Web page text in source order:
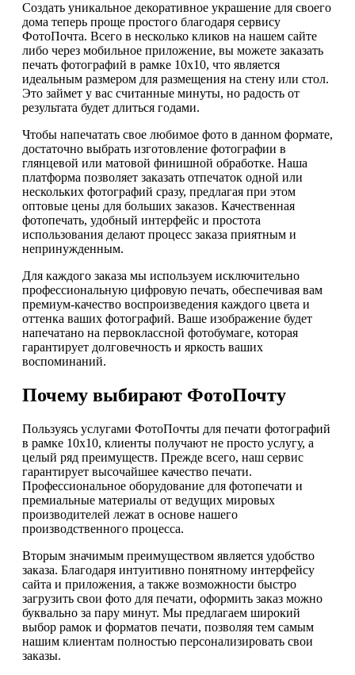
Создать уникальное декоративное украшение для своего
дома теперь проще простого благодаря сервису
ФотоПочта. Всего в несколько кликов на нашем сайте
либо через мобильное приложение, вы можете заказать
печать фотографий в рамке 10х10, что является
идеальным размером для размещения на стену или стол.
Это займет у вас считанные минуты, но радость от
результата будет длиться годами.
Чтобы напечатать свое любимое фото в данном формате,
достаточно выбрать изготовление фотографии в
глянцевой или матовой финишной обработке. Наша
платформа позволяет заказать отпечаток одной или
нескольких фотографий сразу, предлагая при этом
оптовые цены для больших заказов. Качественная
фотопечать, удобный интерфейс и простота
использования делают процесс заказа приятным и
непринужденным.
Для каждого заказа мы используем исключительно
профессиональную цифровую печать, обеспечивая вам
премиум-качество воспроизведения каждого цвета и
оттенка ваших фотографий. Ваше изображение будет
напечатано на первоклассной фотобумаге, которая
гарантирует долговечность и яркость ваших
воспоминаний.
Почему выбирают ФотоПочту
Пользуясь услугами ФотоПочты для печати фотографий
в рамке 10х10, клиенты получают не просто услугу, а
целый ряд преимуществ. Прежде всего, наш сервис
гарантирует высочайшее качество печати.
Профессиональное оборудование для фотопечати и
премиальные материалы от ведущих мировых
производителей лежат в основе нашего
производственного процесса.
Вторым значимым преимуществом является удобство
заказа. Благодаря интуитивно понятному интерфейсу
сайта и приложения, а также возможности быстро
загрузить свои фото для печати, оформить заказ можно
буквально за пару минут. Мы предлагаем широкий
выбор рамок и форматов печати, позволяя тем самым
нашим клиентам полностью персонализировать свои
заказы.